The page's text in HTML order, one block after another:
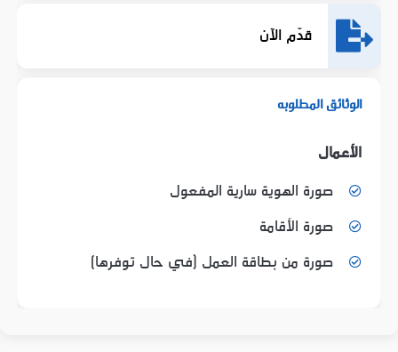
قدّم الآن
الوثائق المطلوبه
الأعمال
صورة الهوية سارية المفعول
صورة الأقامة
صورة من بطاقة العمل (في حال توفرها)